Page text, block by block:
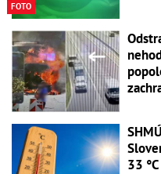
FOTO
33 °C